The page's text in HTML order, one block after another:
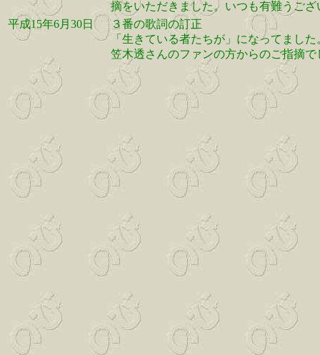
摘をいただきました。いつも有難うござ
平成15年6月30日
３番の歌詞の訂正
「生きている者たちが」になってました
笠木透さんのファンの方からのご指摘